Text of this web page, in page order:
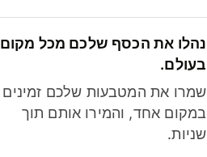
נהלו את הכסף שלכם מכל מקום
בעולם.
שמרו את המטבעות שלכם זמינים
במקום אחד, והמירו אותם תוך
שניות.